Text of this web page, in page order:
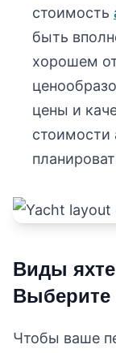
стоимость
быть
хорошем
цены и
стоимости
Виды
Чтобы ваше